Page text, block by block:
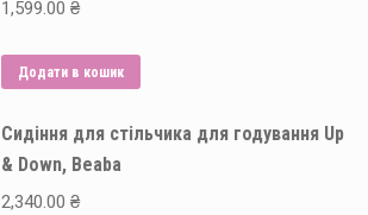
1,599.00 ₴
Додати в кошик
Сидіння для стільчика для годування Up
& Down, Beaba
2,340.00 ₴